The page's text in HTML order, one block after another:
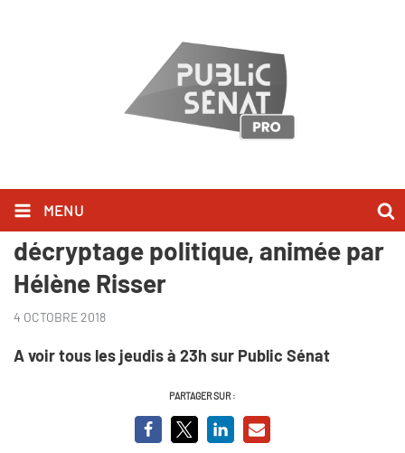
MENU
Has#tag, nouvelle émission de
décryptage politique, animée par
Hélène Risser
4 OCTOBRE 2018
A voir tous les jeudis à 23h sur Public Sénat
PARTAGER SUR :